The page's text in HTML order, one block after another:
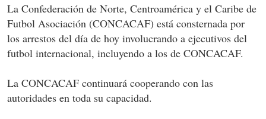
La Confederación de Norte, Centroamérica y el Caribe de
Futbol Asociación (CONCACAF) está consternada por
los arrestos del día de hoy involucrando a ejecutivos del
futbol internacional, incluyendo a los de CONCACAF.
La CONCACAF continuará cooperando con las
autoridades en toda su capacidad.